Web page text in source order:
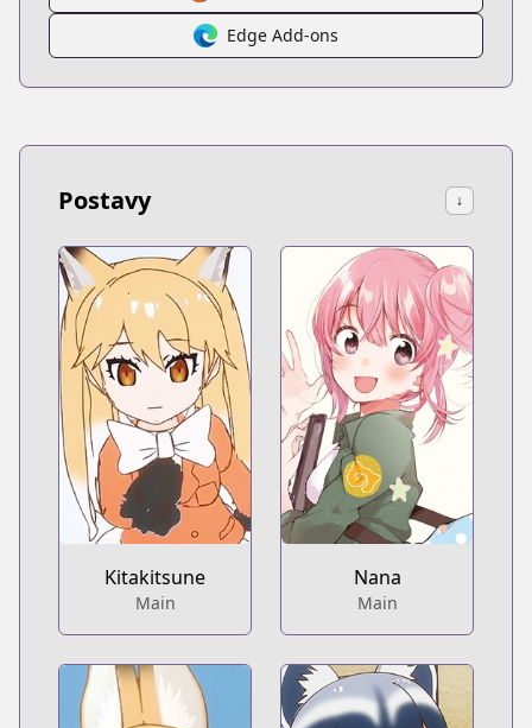
Edge Add-ons
Postavy ↓
Kitakitsune
Main
Nana
Main